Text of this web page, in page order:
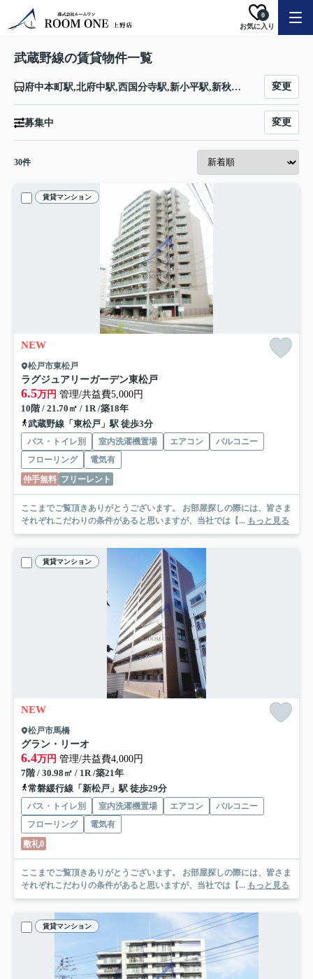
お気に入り
0
武蔵野線の賃貸物件一覧
府中本町駅,北府中駅,西国分寺駅,新小平駅,新秋津駅,東所沢駅,新座駅,北朝霞駅,西浦和駅,武蔵浦和駅,南浦和駅,東浦和駅,東川口駅,南越谷駅,越谷レイクタウン駅,吉川駅,吉川美南駅,新三郷駅,三郷駅,南流山駅,新松戸駅,新八柱駅,東松戸駅,市川大野駅,船橋法典駅,西船橋駅 変更
募集中 変更
30件
賃貸マンション
NEW
松戸市東松戸
ラグジュアリーガーデン東松戸
6.5万円 管理/共益費5,000円
10階 / 21.70㎡ / 1R /築18年
武蔵野線「東松戸」駅 徒歩3分
バス・トイレ別 室内洗濯機置場 エアコン
バルコニー
フローリング
電気有
仲手無料 フリーレント
ここまでご覧頂きありがとうございます。 お部屋探しの際には、皆さま
それぞれこだわりの条件があると思いますが、当社では【... もっと見る
賃貸マンション
NEW
松戸市馬橋
グラン・リーオ
6.4万円 管理/共益費4,000円
7階 / 30.98㎡ / 1R /築21年
常磐緩行線「新松戸」駅 徒歩29分
バス・トイレ別 室内洗濯機置場 エアコン
バルコニー
フローリング
電気有
敷礼0
ここまでご覧頂きありがとうございます。 お部屋探しの際には、皆さま
それぞれこだわりの条件があると思いますが、当社では【... もっと見る
賃貸マンション